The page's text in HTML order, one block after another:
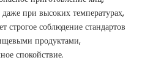
при высоких температурах,
строгое соблюдение стандартов
продуктами,
спокойствие.